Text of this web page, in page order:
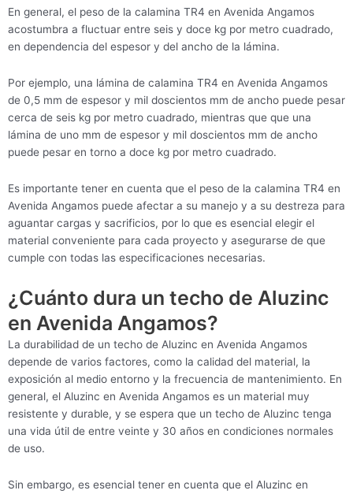
En general, el peso de la calamina TR4 en Avenida Angamos
acostumbra a fluctuar entre seis y doce kg por metro cuadrado,
en dependencia del espesor y del ancho de la lámina.
Por ejemplo, una lámina de calamina TR4 en Avenida Angamos
de 0,5 mm de espesor y mil doscientos mm de ancho puede pesar
cerca de seis kg por metro cuadrado, mientras que que una
lámina de uno mm de espesor y mil doscientos mm de ancho
puede pesar en torno a doce kg por metro cuadrado.
Es importante tener en cuenta que el peso de la calamina TR4 en
Avenida Angamos puede afectar a su manejo y a su destreza para
aguantar cargas y sacrificios, por lo que es esencial elegir el
material conveniente para cada proyecto y asegurarse de que
cumple con todas las especificaciones necesarias.
¿Cuánto dura un techo de Aluzinc
en Avenida Angamos?
La durabilidad de un techo de Aluzinc en Avenida Angamos
depende de varios factores, como la calidad del material, la
exposición al medio entorno y la frecuencia de mantenimiento. En
general, el Aluzinc en Avenida Angamos es un material muy
resistente y durable, y se espera que un techo de Aluzinc tenga
una vida útil de entre veinte y 30 años en condiciones normales
de uso.
Sin embargo, es esencial tener en cuenta que el Aluzinc en